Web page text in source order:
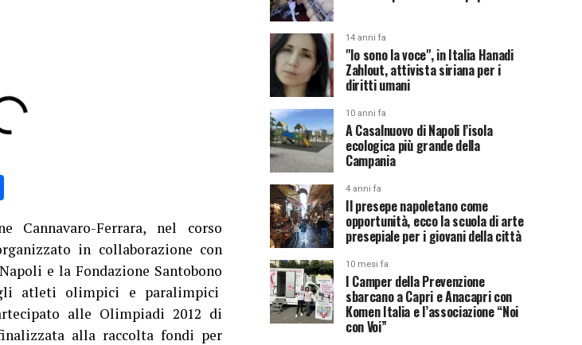
Cannavaro-Ferrara, nel corso
in collaborazione con
e la Fondazione Santobono
atleti olimpici e paralimpici
alle Olimpiadi 2012 di
alla raccolta fondi per
14 anni fa
"Io sono la voce", in Italia Hanadi
Zahlout, attivista siriana per i
diritti umani
10 anni fa
A Casalnuovo di Napoli l’isola
ecologica più grande della
Campania
4 anni fa
Il presepe napoletano come
opportunità, ecco la scuola di arte
presepiale per i giovani della città
10 mesi fa
I Camper della Prevenzione
sbarcano a Capri e Anacapri con
Komen Italia e l’associazione “Noi
con Voi”